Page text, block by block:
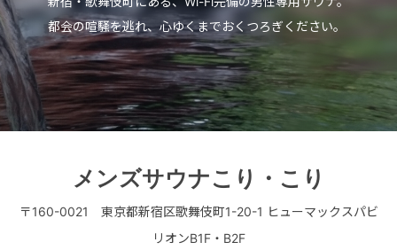
都会の喧騒を逃れ、心ゆくまでおくつろぎください。
メンズサウナこり・こり
〒160-0021 東京都新宿区歌舞伎町1-20-1 ヒューマックスパビ
リオンB1F・B2F